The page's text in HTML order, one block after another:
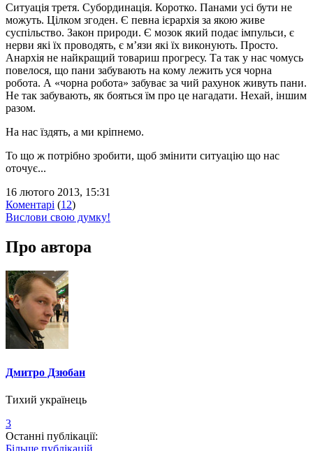
Ситуація третя. Субординація. Коротко. Панами усі бути не
можуть. Цілком згоден. Є певна ієрархія за якою живе
суспільство. Закон природи. Є мозок який подає імпульси, є
нерви які їх проводять, є м’язи які їх виконують. Просто.
Анархія не найкращий товариш прогресу. Та так у нас чомусь
повелося, що пани забувають на кому лежить уся чорна
робота. А «чорна робота» забуває за чий рахунок живуть пани.
Не так забувають, як бояться їм про це нагадати. Нехай, іншим
разом.
На нас їздять, а ми кріпнемо.
То що ж потрібно зробити, щоб змінити ситуацію що нас
оточує...
16 лютого 2013, 15:31
Коментарі (12)
Вислови свою думку!
Про автора
Дмитро Дзюбан
Тихий українець
3
Останні публікації: